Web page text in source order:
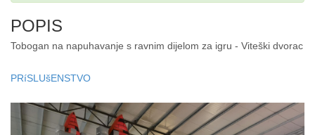
POPIS
Tobogan na napuhavanje s ravnim dijelom za igru - Viteški dvorac
PRíSLUšENSTVO